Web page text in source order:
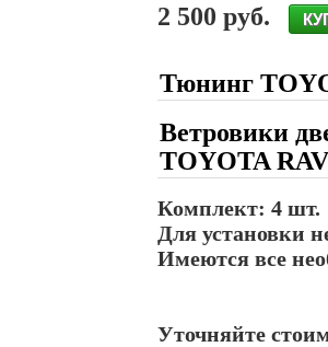
2 500 руб.
Тюнинг
Ветровики
TOYOTA
Комплект: 4 шт.
Для установки
Имеются все
Уточняйте